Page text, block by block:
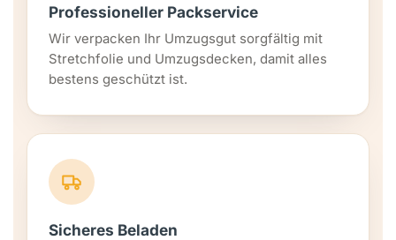
Professioneller Packservice
Wir verpacken Ihr Umzugsgut sorgfältig mit
Stretchfolie und Umzugsdecken, damit alles
bestens geschützt ist.
Sicheres Beladen